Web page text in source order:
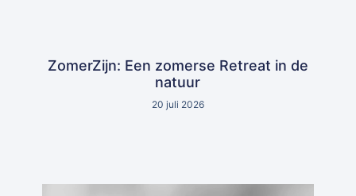
ZomerZijn: Een zomerse Retreat in de
natuur
20 juli 2026